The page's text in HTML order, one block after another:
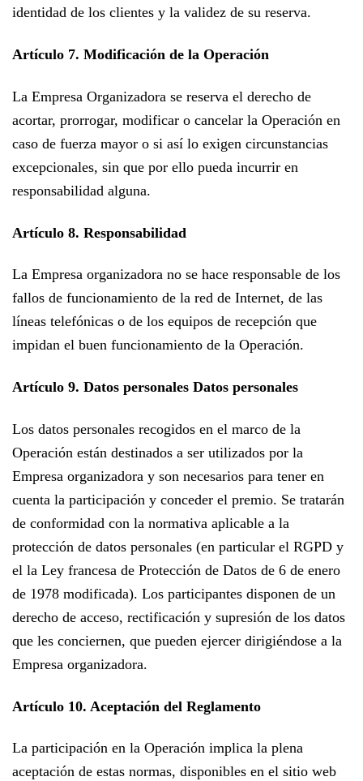
identidad de los clientes y la validez de su reserva.
Artículo 7. Modificación de la Operación
La Empresa Organizadora se reserva el derecho de
acortar, prorrogar, modificar o cancelar la Operación en
caso de fuerza mayor o si así lo exigen circunstancias
excepcionales, sin que por ello pueda incurrir en
responsabilidad alguna.
Artículo 8. Responsabilidad
La Empresa organizadora no se hace responsable de los
fallos de funcionamiento de la red de Internet, de las
líneas telefónicas o de los equipos de recepción que
impidan el buen funcionamiento de la Operación.
Artículo 9. Datos personales Datos personales
Los datos personales recogidos en el marco de la
Operación están destinados a ser utilizados por la
Empresa organizadora y son necesarios para tener en
cuenta la participación y conceder el premio. Se tratarán
de conformidad con la normativa aplicable a la
protección de datos personales (en particular el RGPD y
el la Ley francesa de Protección de Datos de 6 de enero
de 1978 modificada). Los participantes disponen de un
derecho de acceso, rectificación y supresión de los datos
que les conciernen, que pueden ejercer dirigiéndose a la
Empresa organizadora.
Artículo 10. Aceptación del Reglamento
La participación en la Operación implica la plena
aceptación de estas normas, disponibles en el sitio web